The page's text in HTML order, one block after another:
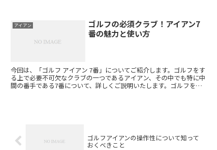
アイアン
ゴルフの必須クラブ！アイアン7
番の魅力と使い方
今回は、「ゴルフ アイアン 7番」についてご紹介します。ゴルフをす
る上で必要不可欠なクラブの一つであるアイアン、その中でも特に中
間の番手である7番について、詳しくご説明いたします。ゴルフを始
ゴルフアイアンの操作性について知って
おくべきこと